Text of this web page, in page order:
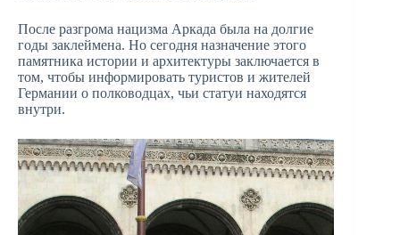
После разгрома нацизма Аркада была на долгие
годы заклеймена. Но сегодня назначение этого
памятника истории и архитектуры заключается в
том, чтобы информировать туристов и жителей
Германии о полководцах, чьи статуи находятся
внутри.